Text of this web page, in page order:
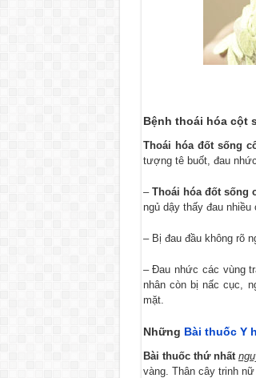
Bệnh thoái hóa cột
Thoái hóa đốt sống
tượng tê buốt, đau
– Thoái hóa đốt sống
ngủ dậy thấy đau nhiều
– Bị đau đầu không rõ
– Đau nhức các vùng
nhân còn bị nấc cục,
mặt.
Những Bài thuốc Y
Bài thuốc thứ nhất
vàng. Thân cây trinh